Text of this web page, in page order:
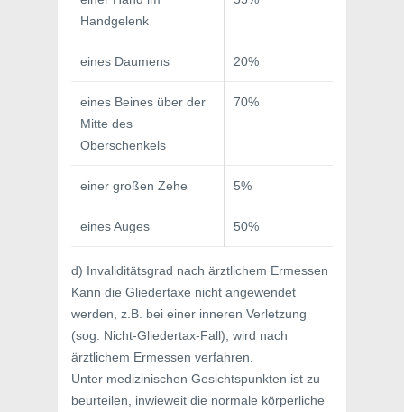
Handgelenk
eines Daumens 20%
eines Beines über der
Mitte des
Oberschenkels
70%
einer großen Zehe 5%
eines Auges 50%
d) Invaliditätsgrad nach ärztlichem Ermessen
Kann die Gliedertaxe nicht angewendet
werden, z.B. bei einer inneren Verletzung
(sog. Nicht-Gliedertax-Fall), wird nach
ärztlichem Ermessen verfahren.
Unter medizinischen Gesichtspunkten ist zu
beurteilen, inwieweit die normale körperliche